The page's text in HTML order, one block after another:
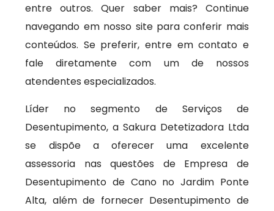
entre outros. Quer saber mais? Continue
navegando em nosso site para conferir mais
conteúdos. Se preferir, entre em contato e
fale diretamente com um de nossos
atendentes especializados.
Líder no segmento de Serviços de
Desentupimento, a Sakura Detetizadora Ltda
se dispõe a oferecer uma excelente
assessoria nas questões de Empresa de
Desentupimento de Cano no Jardim Ponte
Alta, além de fornecer Desentupimento de